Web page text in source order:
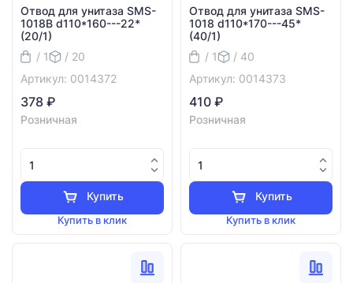
Отвод для унитаза SMS-
1018B d110*160---22*
(20/1)
/ 1
/ 20
Артикул: 0014372
378 ₽
Розничная
Купить
Купить в клик
Отвод для унитаза SMS-
1018 d110*170---45*
(40/1)
/ 1
/ 40
Артикул: 0014373
410 ₽
Розничная
Купить
Купить в клик